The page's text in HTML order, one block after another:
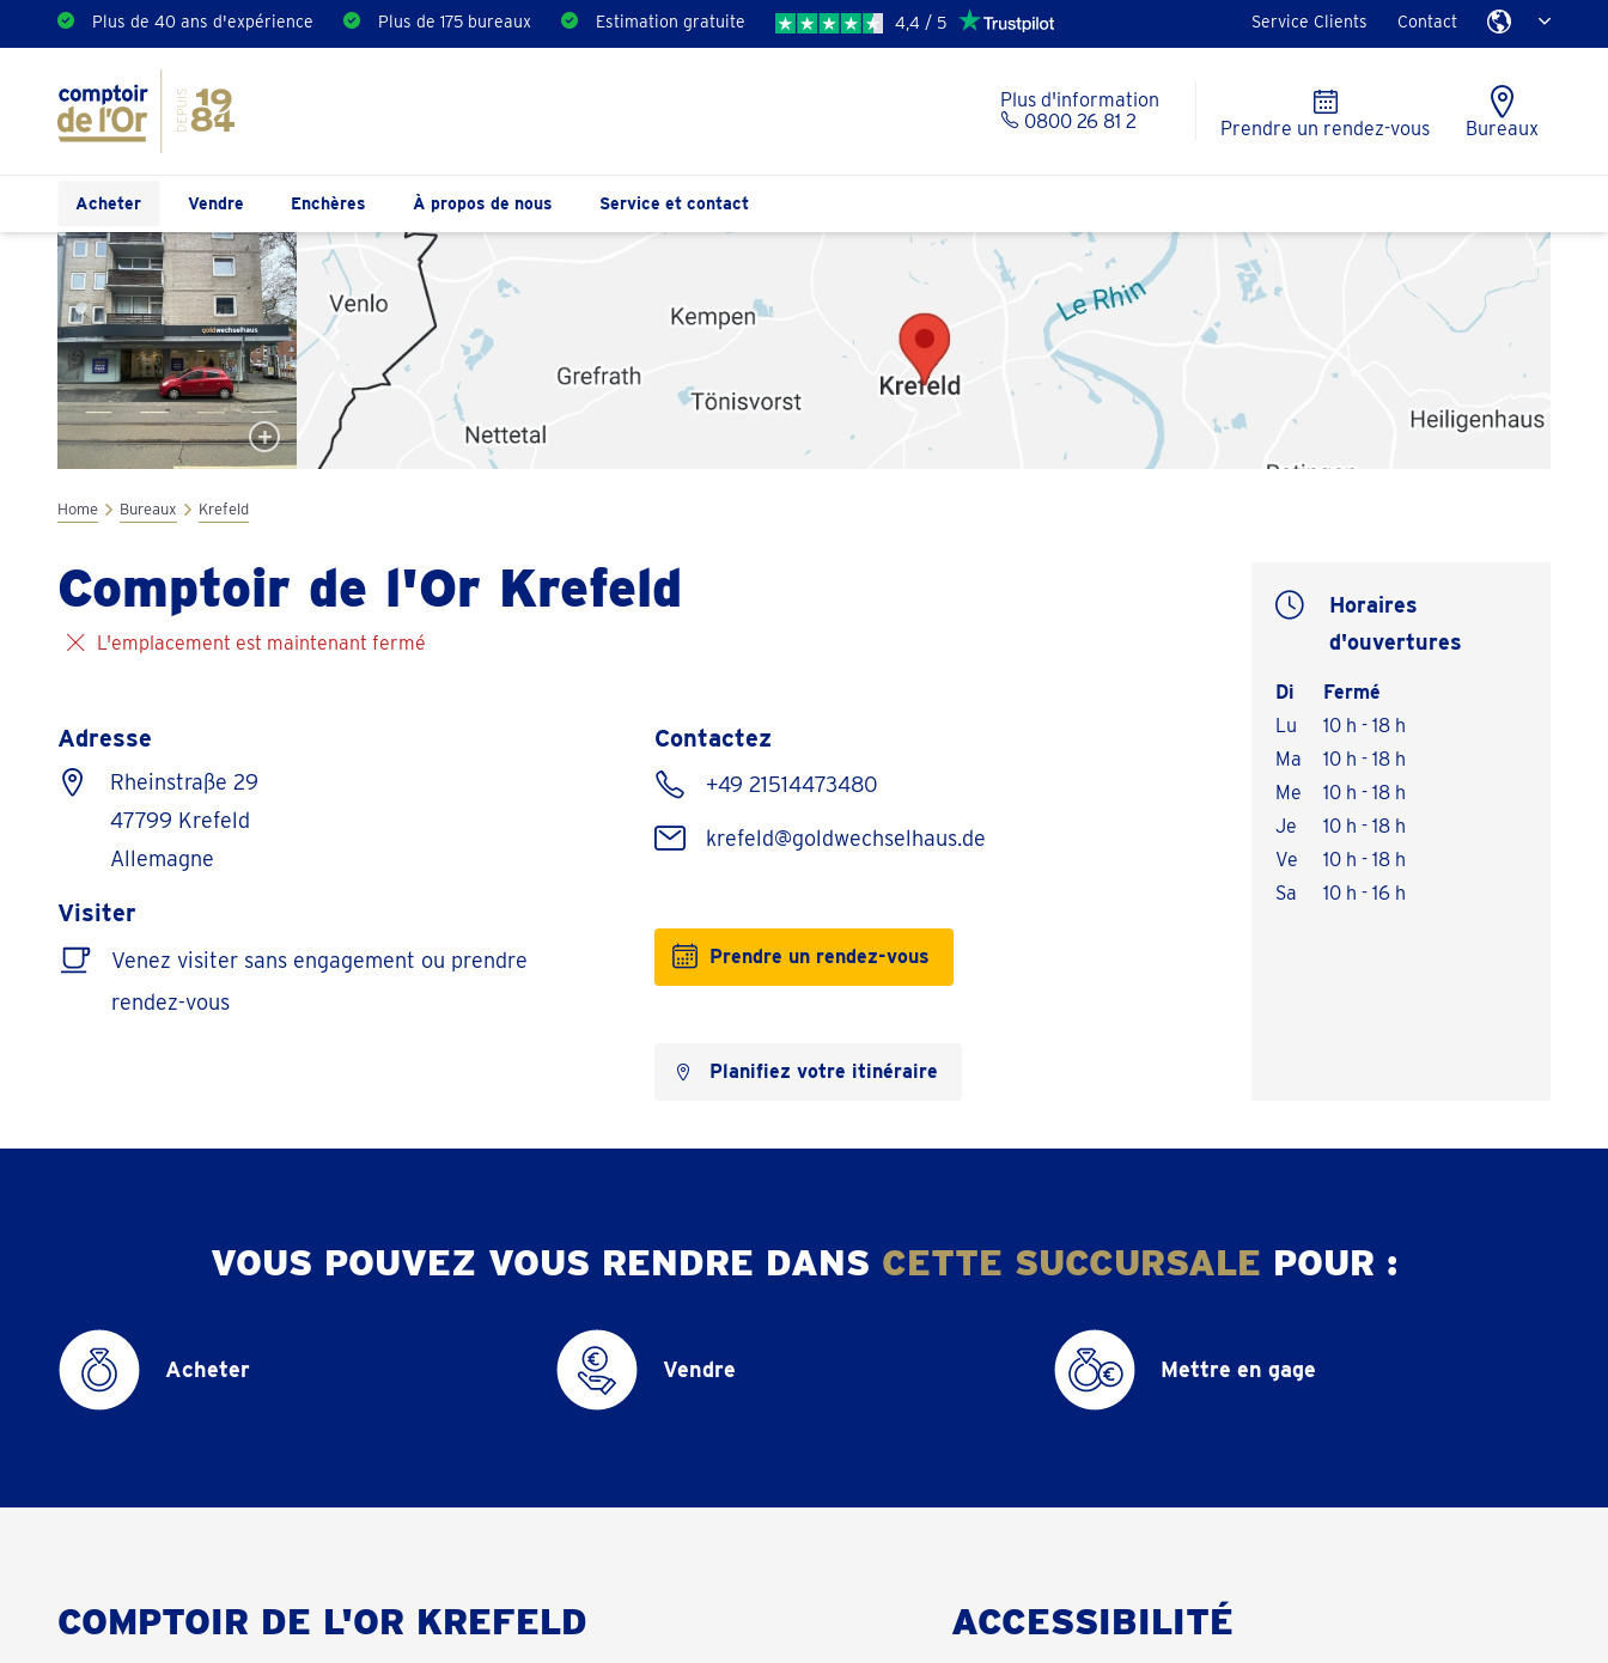
Plus de 40 ans d'expérience Plus de 175 bureaux Estimation gratuite 4,4 / 5 Service Clients Contact
Plus d'information
0800 26 81 2
Prendre un rendez-vous Bureaux
Acheter Vendre Enchères À propos de nous Service et contact
Home Bureaux Krefeld
Comptoir de l'Or Krefeld
L'emplacement est maintenant fermé
Adresse
Rheinstraße 29
47799 Krefeld
Allemagne
Visiter
Venez visiter sans engagement ou prendre
rendez-vous
Contactez
+49 21514473480
krefeld@goldwechselhaus.de
Prendre un rendez-vous
Planifiez votre itinéraire
Horaires
d'ouvertures
Di
Fermé
Lu
10 h - 18 h
Ma
10 h - 18 h
Me
10 h - 18 h
Je
10 h - 18 h
Ve
10 h - 18 h
Sa
10 h - 16 h
VOUS POUVEZ VOUS RENDRE DANS CETTE SUCCURSALE POUR :
Acheter Vendre Mettre en gage
COMPTOIR DE L'OR KREFELD ACCESSIBILITÉ